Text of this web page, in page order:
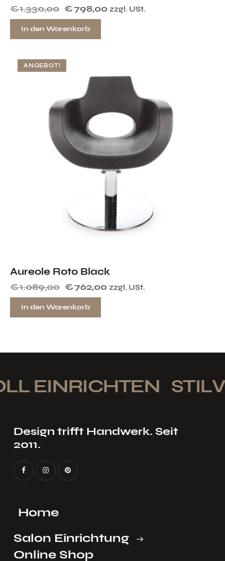
€1.330,00 €798,00 zzgl. USt.
In den Warenkorb
ANGEBOT!
Aureole Roto Black
€1.089,00 €762,00 zzgl. USt.
In den Warenkorb
EINRICHTEN
Design trifft Handwerk. Seit
2011.
Home
Salon Einrichtung
Online Shop